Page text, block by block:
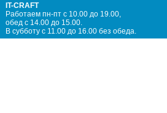
IT-CRAFT
Работаем пн-пт с 10.00 до 19.00,
обед с 14.00 до 15.00.
В субботу с 11.00 до 16.00 без обеда.